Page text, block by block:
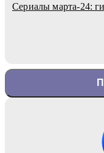
Сериалы марта-24: